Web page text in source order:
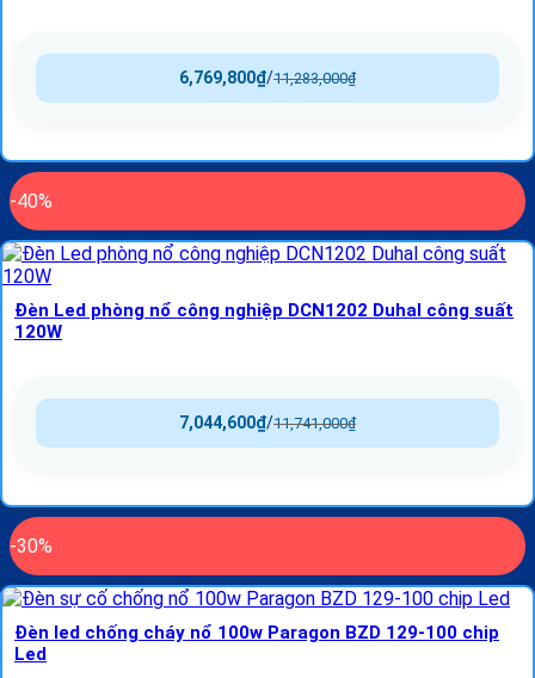
11,283,000₫
/
6,769,800₫
-40%
Đèn Led phòng nổ công nghiệp DCN1202 Duhal công suất
120W
11,741,000₫
/
7,044,600₫
-30%
Đèn led chống cháy nổ 100w Paragon BZD 129-100 chip
Led